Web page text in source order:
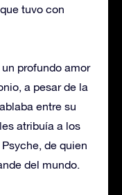
tuvo con
un profundo amor
a pesar de la
entre su
atribuía a los
de quien
del mundo.